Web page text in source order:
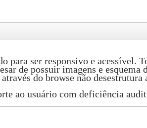
para ser responsivo e acessível.
de possuir imagens e esquema
do browse não desestrutura
ao usuário com deficiência